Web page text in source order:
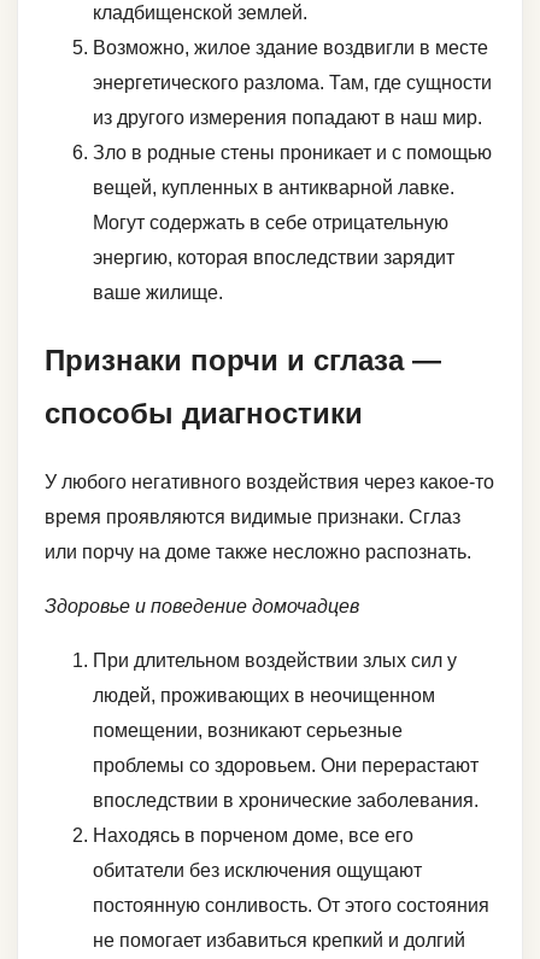
кладбищенской землей.
Возможно, жилое здание воздвигли в месте
энергетического разлома. Там, где сущности
из другого измерения попадают в наш мир.
Зло в родные стены проникает и с помощью
вещей, купленных в антикварной лавке.
Могут содержать в себе отрицательную
энергию, которая впоследствии зарядит
ваше жилище.
Признаки порчи и сглаза —
способы диагностики
У любого негативного воздействия через какое-то
время проявляются видимые признаки. Сглаз
или порчу на доме также несложно распознать.
Здоровье и поведение домочадцев
При длительном воздействии злых сил у
людей, проживающих в неочищенном
помещении, возникают серьезные
проблемы со здоровьем. Они перерастают
впоследствии в хронические заболевания.
Находясь в порченом доме, все его
обитатели без исключения ощущают
постоянную сонливость. От этого состояния
не помогает избавиться крепкий и долгий